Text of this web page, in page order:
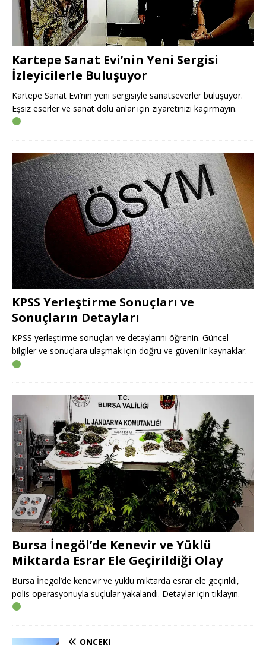
Kartepe Sanat Evi’nin Yeni Sergisi
İzleyicilerle Buluşuyor
Kartepe Sanat Evi’nin yeni sergisiyle sanatseverler buluşuyor.
Eşsiz eserler ve sanat dolu anlar için ziyaretinizi kaçırmayın.
KPSS Yerleştirme Sonuçları ve
Sonuçların Detayları
KPSS yerleştirme sonuçları ve detaylarını öğrenin. Güncel
bilgiler ve sonuçlara ulaşmak için doğru ve güvenilir kaynaklar.
Bursa İnegöl’de Kenevir ve Yüklü
Miktarda Esrar Ele Geçirildiği Olay
Bursa İnegöl’de kenevir ve yüklü miktarda esrar ele geçirildi,
polis operasyonuyla suçlular yakalandı. Detaylar için tıklayın.
ÖNCEKI